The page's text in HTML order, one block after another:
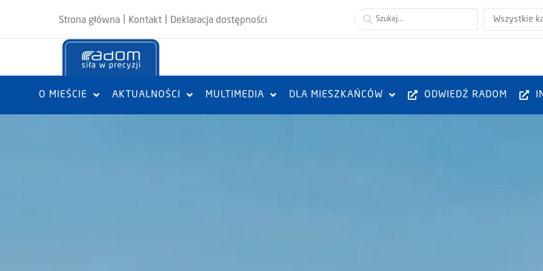
Strona główna Kontakt Deklaracja dostępności Wszystkie
O MIEŚCIE AKTUALNOŚCI MULTIMEDIA DLA MIESZKAŃCÓW ODWIEDŹ RADOM